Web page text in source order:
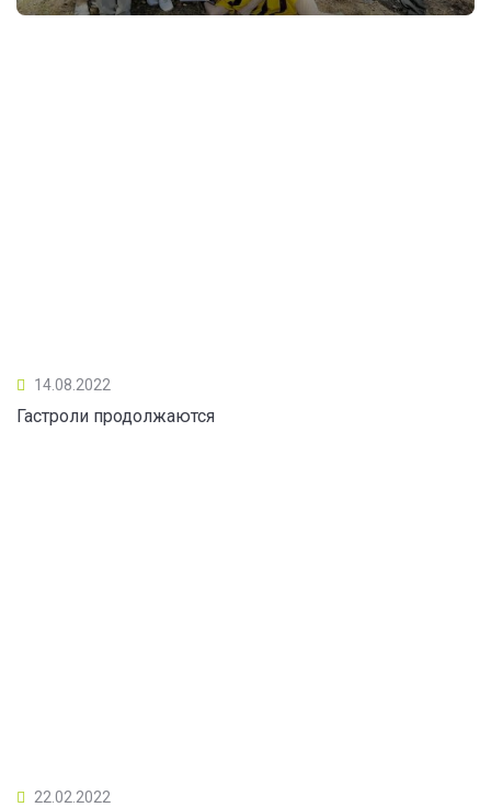
14.08.2022
Гастроли продолжаются
22.02.2022